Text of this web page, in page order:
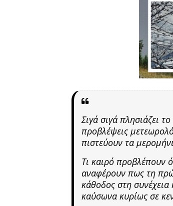
Σιγά σιγά πλησιάζει
προβλέψεις
πιστεύουν τα
Τι καιρό προβλέπουν
αναφέρουν πως τη
κάθοδος στη
καύσωνα κυρίως σε